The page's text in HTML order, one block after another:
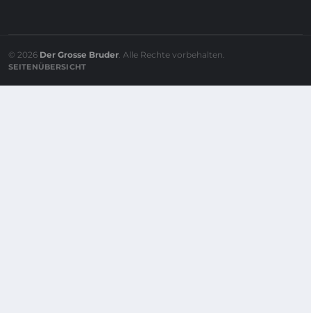
© 2026 Der Grosse Bruder. Alle Rechte vorbehalten.
SEITENÜBERSICHT